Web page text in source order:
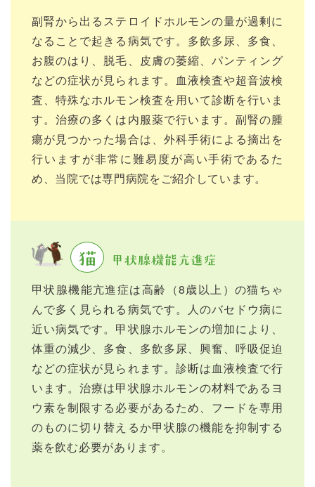
副腎から出るステロイドホルモンの量が過剰に
なることで起きる病気です。多飲多尿、多食、
お腹のはり、脱毛、皮膚の萎縮、パンティング
などの症状が見られます。血液検査や超音波検
査、特殊なホルモン検査を用いて診断を行いま
す。治療の多くは内服薬で行います。副腎の腫
瘍が見つかった場合は、外科手術による摘出を
行いますが非常に難易度が高い手術であるた
め、当院では専門病院をご紹介しています。
猫 甲状腺機能亢進症
甲状腺機能亢進症は高齢（8歳以上）の猫ちゃ
んで多く見られる病気です。人のバセドウ病に
近い病気です。甲状腺ホルモンの増加により、
体重の減少、多食、多飲多尿、興奮、呼吸促迫
などの症状が見られます。診断は血液検査で行
います。治療は甲状腺ホルモンの材料であるヨ
ウ素を制限する必要があるため、フードを専用
のものに切り替えるか甲状腺の機能を抑制する
薬を飲む必要があります。